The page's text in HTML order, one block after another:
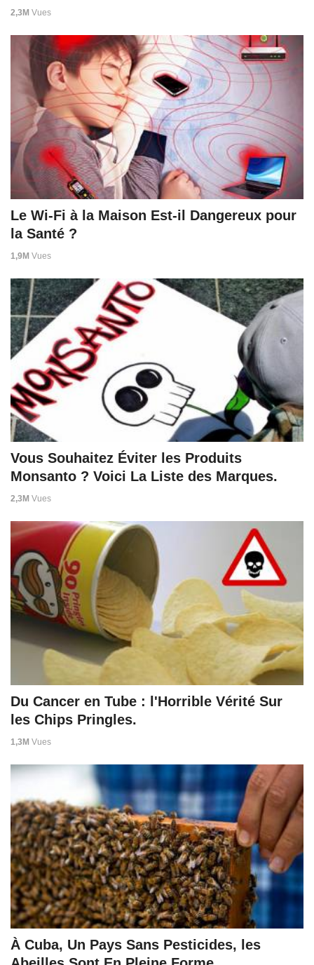
2,3M Vues
Le Wi-Fi à la Maison Est-il Dangereux pour
la Santé ?
1,9M Vues
Vous Souhaitez Éviter les Produits
Monsanto ? Voici La Liste des Marques.
2,3M Vues
Du Cancer en Tube : l'Horrible Vérité Sur
les Chips Pringles.
1,3M Vues
À Cuba, Un Pays Sans Pesticides, les